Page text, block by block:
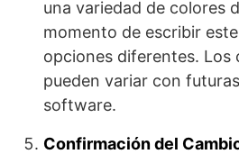
una variedad de colores
momento de escribir
opciones diferentes. Los
pueden variar con
software.
Confirmación del